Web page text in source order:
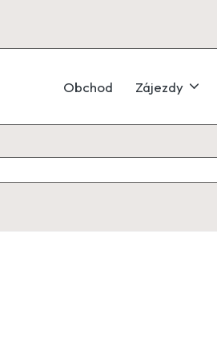
Obchod Zájezdy